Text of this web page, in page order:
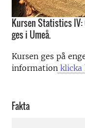
Kursen Statistics IV:
ges i Umeå.
Kursen ges på
information klicka
Fakta